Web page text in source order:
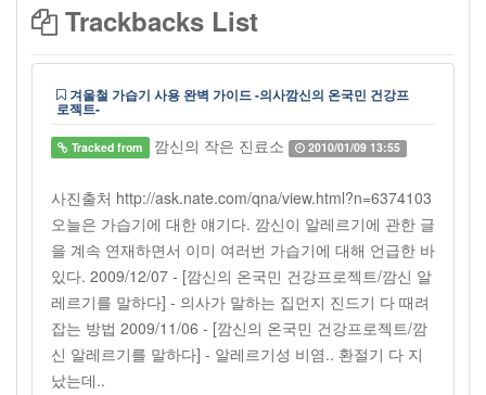
Trackbacks List
겨울철 가습기 사용 완벽 가이드 -의사깜신의 온국민 건강프
로젝트-
Tracked from 깜신의 작은 진료소 2010/01/09 13:55
사진출처 http://ask.nate.com/qna/view.html?n=6374103
오늘은 가습기에 대한 얘기다. 깜신이 알레르기에 관한 글
을 계속 연재하면서 이미 여러번 가습기에 대해 언급한 바
있다. 2009/12/07 - [깜신의 온국민 건강프로젝트/깜신 알
레르기를 말하다] - 의사가 말하는 집먼지 진드기 다 때려
잡는 방법 2009/11/06 - [깜신의 온국민 건강프로젝트/깜
신 알레르기를 말하다] - 알레르기성 비염.. 환절기 다 지
났는데..